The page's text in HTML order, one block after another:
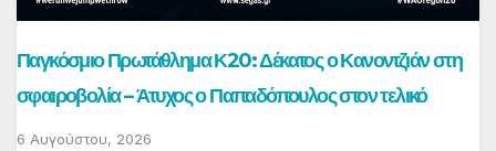
Παγκόσμιο Πρωτάθλημα Κ20: Δέκατος ο Κανοντζιάν στη
σφαιροβολία – Άτυχος ο Παπαδόπουλος στον τελικό
6 Αυγούστου, 2026